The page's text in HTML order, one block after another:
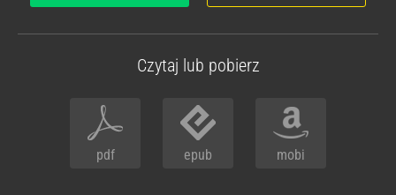
Czytaj lub pobierz
pdf epub mobi